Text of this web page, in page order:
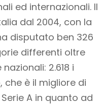
ed internazionali. Il
dal 2004, con la
disputato ben 326
differenti oltre
2.618 i
è il migliore di
A in quanto ad